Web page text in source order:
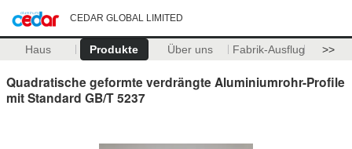
CEDAR GLOBAL LIMITED
Haus Produkte Über uns Fabrik-Ausflug >>
Quadratische geformte verdrängte Aluminiumrohr-Profile
mit Standard GB/T 5237